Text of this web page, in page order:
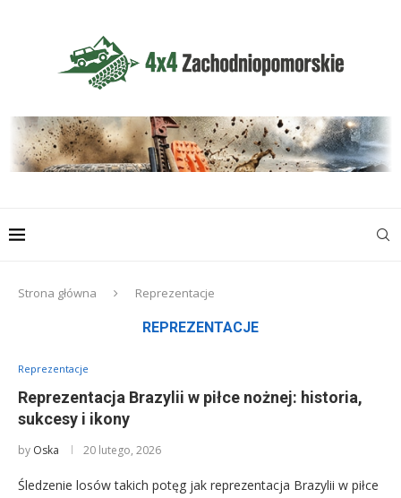
Strona główna Reprezentacje
REPREZENTACJE
Reprezentacje
Reprezentacja Brazylii w piłce nożnej: historia,
sukcesy i ikony
by Oska 20 lutego, 2026
Śledzenie losów takich potęg jak reprezentacja Brazylii w piłce